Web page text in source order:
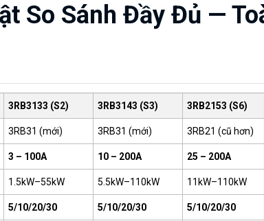
So Sánh Đầy Đủ —
3RB3133 (S2) 3RB3143 (S3) 3RB2153 (S6)
3RB31 (mới) 3RB31 (mới) 3RB21 (cũ hơn)
3 – 100A 10 – 200A 25 – 200A
1.5kW–55kW 5.5kW–110kW 11kW–110kW
5/10/20/30 5/10/20/30 5/10/20/30